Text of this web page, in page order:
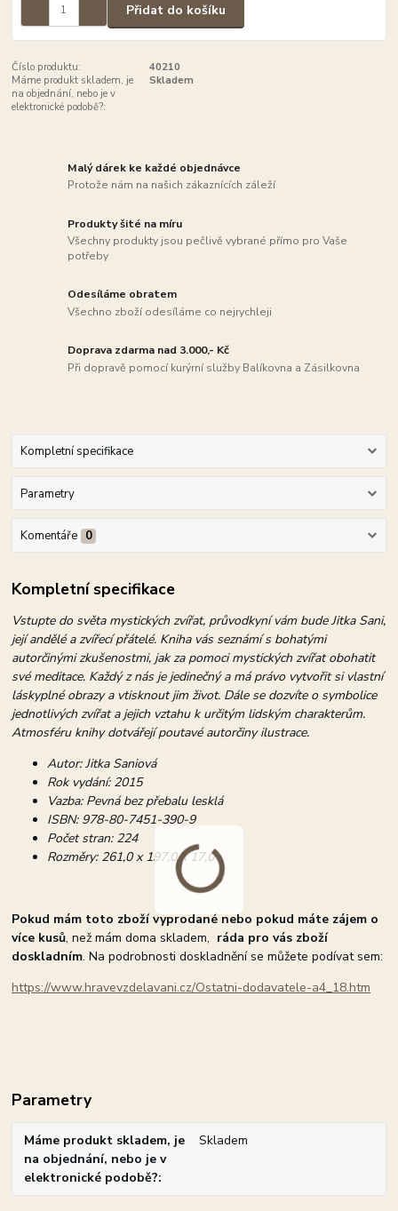
Přidat do košíku
Číslo produktu:
40210
Máme produkt skladem, je
na objednání, nebo je v
elektronické podobě?:
Skladem
Malý dárek ke každé objednávce
Protože nám na našich zákaznících záleží
Produkty šité na míru
Všechny produkty jsou pečlivě vybrané přímo pro Vaše
potřeby
Odesíláme obratem
Všechno zboží odesíláme co nejrychleji
Doprava zdarma nad 3.000,- Kč
Při dopravě pomocí kurýrní služby Balíkovna a Zásilkovna
Kompletní specifikace
Parametry
Komentáře 0
Kompletní specifikace
Vstupte do světa mystických zvířat, průvodkyní vám bude Jitka Sani,
její andělé a zvířecí přátelé. Kniha vás seznámí s bohatými
autorčinými zkušenostmi, jak za pomoci mystických zvířat obohatit
své meditace. Každý z nás je jedinečný a má právo vytvořit si vlastní
láskyplné obrazy a vtisknout jim život. Dále se dozvíte o symbolice
jednotlivých zvířat a jejich vztahu k určitým lidským charakterům.
Atmosféru knihy dotvářejí poutavé autorčiny ilustrace.
Autor: Jitka Saniová
Rok vydání: 2015
Vazba: Pevná bez přebalu lesklá
ISBN: 978-80-7451-390-9
Počet stran: 224
Rozměry: 261,0 x 197,0 x 17,0
Pokud mám toto zboží vyprodané nebo pokud máte zájem o
více kusů, než mám doma skladem, ráda pro vás zboží
doskladním. Na podrobnosti doskladnění se můžete podívat sem:
https://www.hravevzdelavani.cz/Ostatni-dodavatele-a4_18.htm
Parametry
Máme produkt skladem, je
na objednání, nebo je v
elektronické podobě?
Skladem